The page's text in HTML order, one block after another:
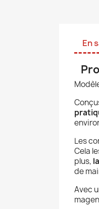
En
Les
Cela
plus,
de
Avec